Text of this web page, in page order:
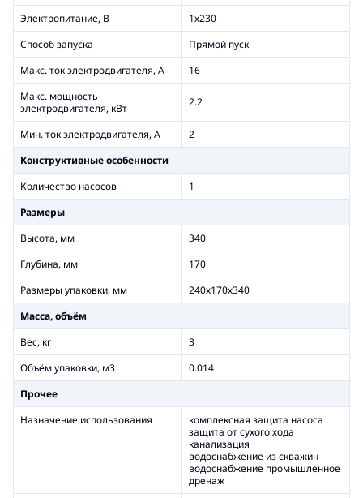
Электропитание, В
1х230
Способ запуска
Прямой пуск
Макс. ток электродвигателя, А
16
Макс. мощность
электродвигателя, кВт
2.2
Мин. ток электродвигателя, А
2
Конструктивные особенности
Количество насосов
1
Размеры
Высота, мм
340
Глубина, мм
170
Размеры упаковки, мм
240х170х340
Масса, объём
Вес, кг
3
Объём упаковки, м3
0.014
Прочее
Назначение использования
комплексная защита насоса
защита от сухого хода
канализация
водоснабжение из скважин
водоснабжение промышленное
дренаж